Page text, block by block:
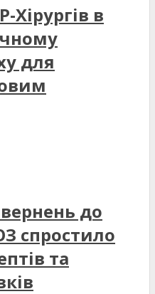
в
для
до
спростило
та